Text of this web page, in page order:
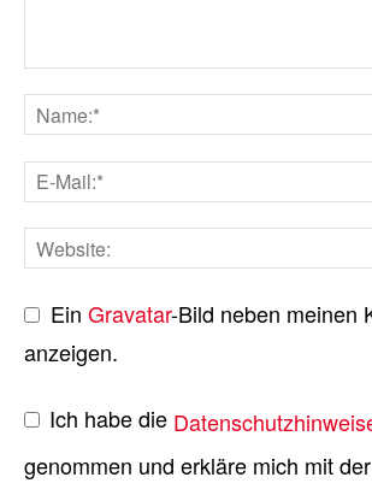
EinGravatar-Bild neben meinen
anzeigen.
Ich habe die
genommen und erkläre mich mit